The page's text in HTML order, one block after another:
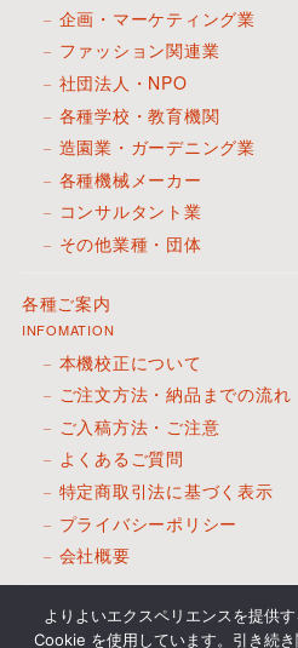
企画・マーケティング業
ファッション関連業
社団法人・NPO
各種学校・教育機関
造園業・ガーデニング業
各種機械メーカー
コンサルタント業
その他業種・団体
各種ご案内
INFOMATION
本機校正について
ご注文方法・納品までの流れ
ご入稿方法・ご注意
よくあるご質問
特定商取引法に基づく表示
プライバシーポリシー
会社概要
サンプル請求・見積依頼
CONTACT FORM
よりよいエクスペリエンスを提供
Cookie を使用しています。引き続